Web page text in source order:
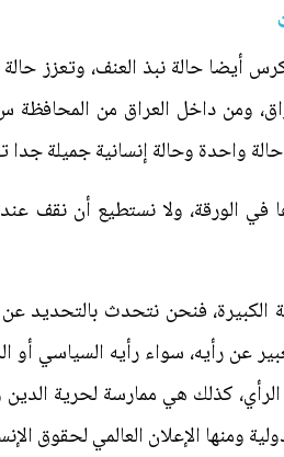
أيضا حالة نبذ العنف، وتعزز
ومن داخل العراق من
واحدة وحالة إنسانية جميلة جدا
في الورقة، ولا نستطيع أن نقف
الكبيرة، فنحن نتحدث بالتحديد
عن رأيه، سواء رأيه السياسي أو
كذلك هي ممارسة لحرية
الإعلان العالمي لحقوق الإنسان